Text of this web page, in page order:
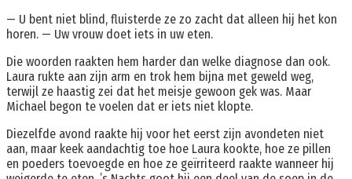
— U bent niet blind, fluisterde ze zo zacht dat alleen hij het kon
horen. — Uw vrouw doet iets in uw eten.
Die woorden raakten hem harder dan welke diagnose dan ook.
Laura rukte aan zijn arm en trok hem bijna met geweld weg,
terwijl ze haastig zei dat het meisje gewoon gek was. Maar
Michael begon te voelen dat er iets niet klopte.
Diezelfde avond raakte hij voor het eerst zijn avondeten niet
aan, maar keek aandachtig toe hoe Laura kookte, hoe ze pillen
en poeders toevoegde en hoe ze geïrriteerd raakte wanneer hij